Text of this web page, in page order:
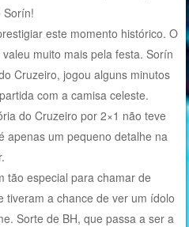
Sorín!
este momento histórico. O
muito mais pela festa. Sorín
Cruzeiro, jogou alguns minutos
com a camisa celeste.
do Cruzeiro por 2×1 não teve
apenas um pequeno detalhe na
tão especial para chamar de
tiveram a chance de ver um ídolo
Sorte de BH, que passa a ser a